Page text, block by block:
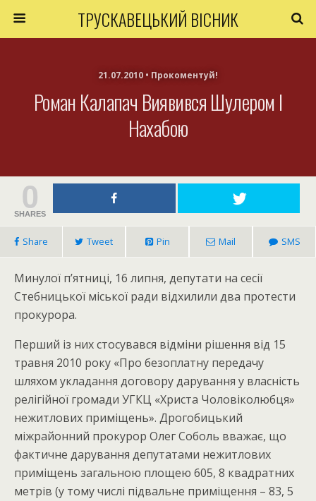
ТРУСКАВЕЦЬКИЙ ВІСНИК
21.07.2010 • Прокоментуй!
Роман Калапач Виявився Шулером І
Нахабою
0
SHARES
Share Tweet Pin Mail SMS
Минулої п’ятниці, 16 липня, депутати на сесії
Стебницької міської ради відхилили два протести
прокурора.
Перший із них стосувався відміни рішення від 15
травня 2010 року «Про безоплатну передачу
шляхом укладання договору дарування у власність
релігійної громади УГКЦ «Христа Чоловіколюбця»
нежитлових приміщень». Дрогобицький
міжрайонний прокурор Олег Соболь вважає, що
фактичне дарування депутатами нежитлових
приміщень загальною площею 605, 8 квадратних
метрів (у тому числі підвальне приміщення – 83, 5